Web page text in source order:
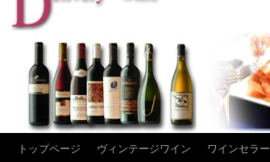
トップページ ヴィンテージワイン ワインセラー